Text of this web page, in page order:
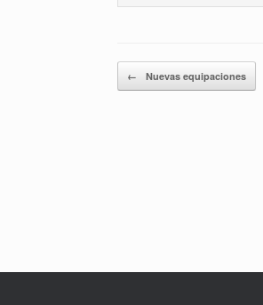
← Nuevas equipaciones